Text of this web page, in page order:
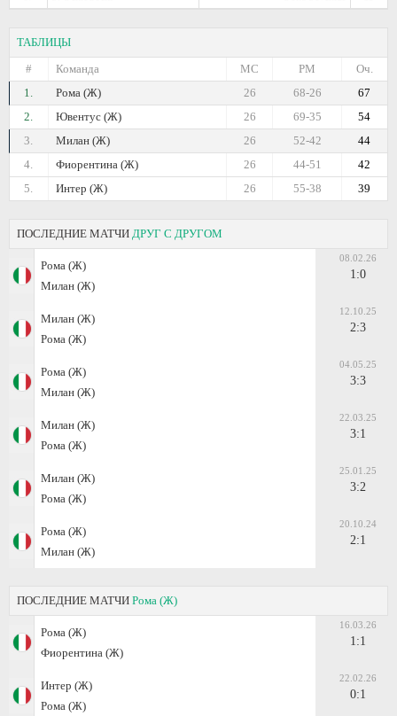
ТАБЛИЦЫ
#
Команда Оч.
РМ
МС
1.
Рома (Ж) 67
68-26
26
2.
Ювентус (Ж) 54
69-35
26
3.
Милан (Ж) 44
52-42
26
4.
Фиорентина (Ж) 42
44-51
26
5.
Интер (Ж) 39
55-38
26
ПОСЛЕДНИЕ МАТЧИ ДРУГ С ДРУГОМ
Рома (Ж)
Милан (Ж)
08.02.26
1:0
Милан (Ж)
Рома (Ж)
12.10.25
2:3
Рома (Ж)
Милан (Ж)
04.05.25
3:3
Милан (Ж)
Рома (Ж)
22.03.25
3:1
Милан (Ж)
Рома (Ж)
25.01.25
3:2
Рома (Ж)
Милан (Ж)
20.10.24
2:1
ПОСЛЕДНИЕ МАТЧИ Рома (Ж)
Рома (Ж)
Фиорентина (Ж)
16.03.26
1:1
Интер (Ж)
Рома (Ж)
22.02.26
0:1